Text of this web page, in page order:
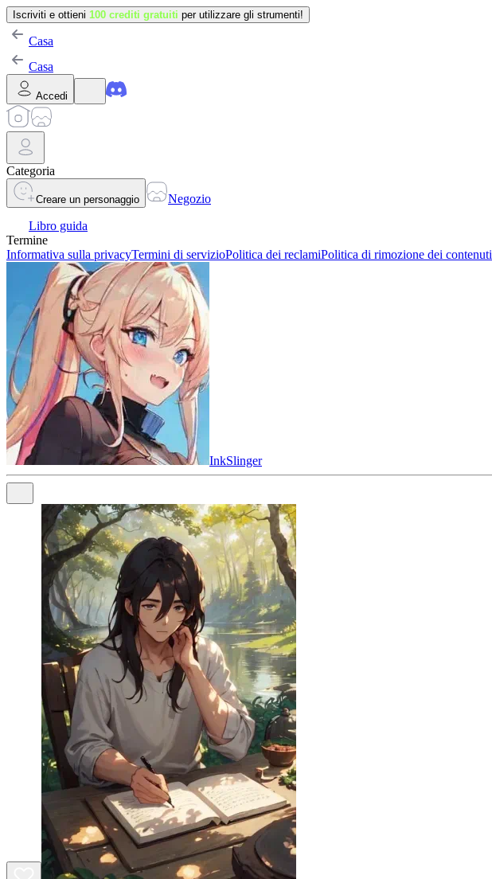
Iscriviti e ottieni 100 crediti gratuiti per utilizzare gli strumenti!
Casa
Casa
Accedi
Categoria
Creare un personaggio
Negozio
Libro guida
Termine
Informativa sulla privacyTermini di servizioPolitica dei reclamiPolitica di rimozione dei contenuti
InkSlinger